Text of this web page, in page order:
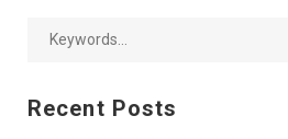
Recent Posts